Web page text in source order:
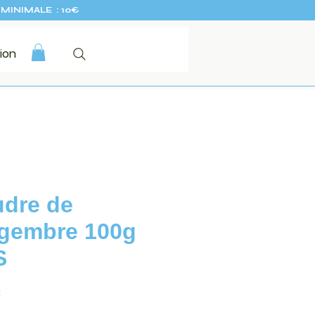
MINIMALE : 10€
de
100g